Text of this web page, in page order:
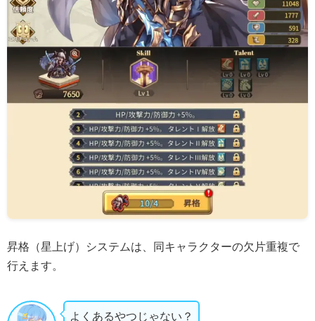
昇格（星上げ）システムは、同キャラクターの欠片重複で
行えます。
よくあるやつじゃない？